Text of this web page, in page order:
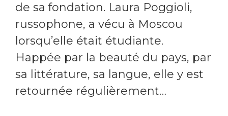
de sa fondation. Laura Poggioli,
russophone, a vécu à Moscou
lorsqu’elle était étudiante.
Happée par la beauté du pays, par
sa littérature, sa langue, elle y est
retournée régulièrement…